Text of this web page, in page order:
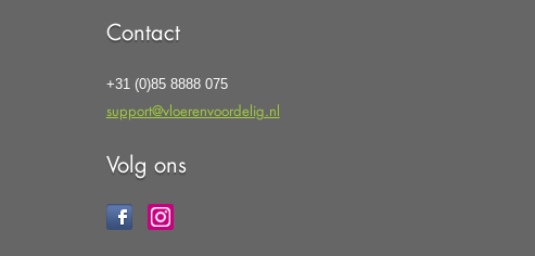
Contact
+31 (0)85 8888 075
support@vloerenvoordelig.nl
Volg ons